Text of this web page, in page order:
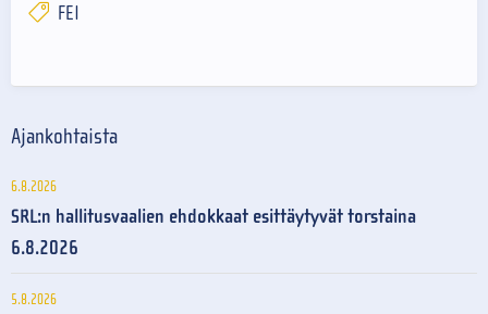
FEI
Ajankohtaista
6.8.2026
SRL:n hallitusvaalien ehdokkaat esittäytyvät torstaina
6.8.2026
5.8.2026